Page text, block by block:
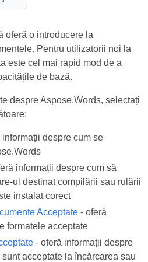
oferă o introducere la
Pentru utilizatorii noi la
este cel mai rapid mod de a
de bază.
despre Aspose.Words, selectați
despre cum se
informații despre cum să
ul destinat compilării sau rulării
instalat corect
Acceptate- oferă
formatele acceptate
- oferă informații despre
acceptate la încărcarea sau